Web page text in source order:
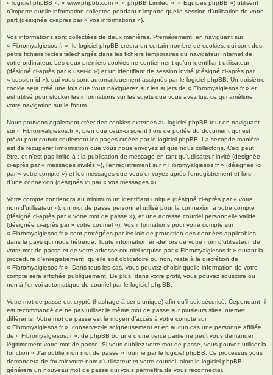
« logiciel phpBB », « www.phpbb.com », « phpBB Limited », « Équipes phpBB ») utilisent
n’importe quelle information collectée pendant n’importe quelle session d’utilisation de votre
part (désignée ci-après par « vos informations »).
Vos informations sont collectées de deux manières. Premièrement, en naviguant sur
« Fibromyalgiesos.fr », le logiciel phpBB créera un certain nombre de cookies, qui sont des
petits fichiers textes téléchargés dans les fichiers temporaires du navigateur Internet de
votre ordinateur. Les deux premiers cookies ne contiennent qu’un identifiant utilisateur
(désigné ci-après par « user-id ») et un identifiant de session invité (désigné ci-après par
« session-id »), qui vous sont automatiquement assignés par le logiciel phpBB. Un troisième
cookie sera créé une fois que vous naviguerez sur les sujets de « Fibromyalgiesos.fr » et
est utilisé pour stocker les informations sur les sujets que vous avez lus, ce qui améliore
votre navigation sur le forum.
Nous pouvons également créer des cookies externes au logiciel phpBB tout en naviguant
sur « Fibromyalgiesos.fr », bien que ceux-ci soient hors de portée du document qui est
prévu pour couvrir seulement les pages créées par le logiciel phpBB. La seconde manière
est de récupérer l’information que vous nous envoyez et que nous collectons. Ceci peut
être, et n’est pas limité à : la publication de message en tant qu’utilisateur invité (désignée
ci-après par « messages invités »), l’enregistrement sur « Fibromyalgiesos.fr » (désignée ici
par « votre compte ») et les messages que vous envoyez après l’enregistrement et lors
d’une connexion (désignés ici par « vos messages »).
Votre compte contiendra au minimum un identifiant unique (désigné ci-après par « votre
nom d’utilisateur »), un mot de passe personnel utilisé pour la connexion à votre compte
(désigné ci-après par « votre mot de passe »), et une adresse courriel personnelle valide
(désignée ci-après par « votre courriel »). Vos informations pour votre compte sur
« Fibromyalgiesos.fr » sont protégées par les lois de protection des données applicables
dans le pays qui nous héberge. Toute information en-dehors de votre nom d’utilisateur, de
votre mot de passe et de votre adresse courriel requise par « Fibromyalgiesos.fr » durant la
procédure d’enregistrement, qu’elle soit obligatoire ou non, reste à la discrétion de
« Fibromyalgiesos.fr ». Dans tous les cas, vous pouvez choisir quelle information de votre
compte sera affichée publiquement. De plus, dans votre profil, vous pouvez souscrire ou
non à l’envoi automatique de courriel par le logiciel phpBB.
Votre mot de passe est crypté (hashage à sens unique) afin qu’il soit sécurisé. Cependant, il
est recommandé de ne pas utiliser le même mot de passe sur plusieurs sites Internet
différents. Votre mot de passe est le moyen d’accès à votre compte sur
« Fibromyalgiesos.fr », conservez-le soigneusement et en aucun cas une personne affiliée
de « Fibromyalgiesos.fr », de phpBB ou une d’une tierce partie ne peut vous demander
légitimement votre mot de passe. Si vous oubliez votre mot de passe, vous pouvez utiliser la
fonction « J’ai oublié mon mot de passe » fournie par le logiciel phpBB. Ce processus vous
demandera de fournir votre nom d’utilisateur et votre courriel, alors le logiciel phpBB
générera un nouveau mot de passe qui vous permettra de vous reconnecter.